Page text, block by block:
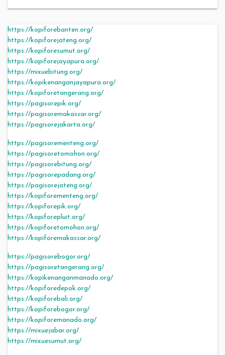
https://kopiforebanten.org/
https://kopiforejateng.org/
https://kopiforesumut.org/
https://kopiforejayapura.org/
https://mixuebitung.org/
https://kopikenanganjayapura.org/
https://kopiforetangerang.org/
https://pagisorepik.org/
https://pagisoremakassar.org/
https://pagisorejakarta.org/
https://pagisorementeng.org/
https://pagisoretomohon.org/
https://pagisorebitung.org/
https://pagisorepadang.org/
https://pagisorejateng.org/
https://kopiforementeng.org/
https://kopiforepik.org/
https://kopiforepluit.org/
https://kopiforetomohon.org/
https://kopiforemakassar.org/
https://pagisorebogor.org/
https://pagisoretangerang.org/
https://kopikenanganmanado.org/
https://kopiforedepok.org/
https://kopiforebali.org/
https://kopiforebogor.org/
https://kopiforemanado.org/
https://mixuejabar.org/
https://mixuesumut.org/